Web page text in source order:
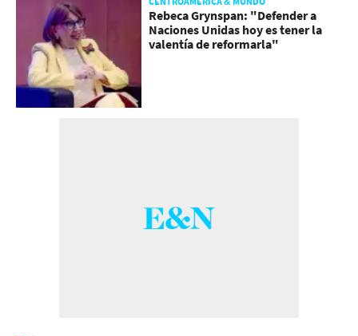
Rebeca Grynspan: "Defender a
Naciones Unidas hoy es tener la
valentía de reformarla"